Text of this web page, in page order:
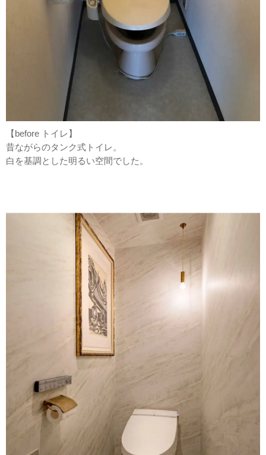
【before トイレ】
昔ながらのタンク式トイレ。
白を基調とした明るい空間でした。